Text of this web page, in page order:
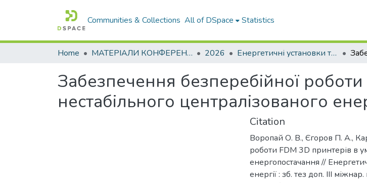
Communities & Collections All of DSpace Statistics
Home МАТЕРІАЛИ КОНФЕРЕНЦІЙ 2026 Енергетичні установки та альтернативні джерела енергії
Забезпечення безперебійної
нестабільного централізованого
Citation
Воропай О. В., Єгоров П. А.,
роботи FDM 3D принтерів в
енергопостачання //
енергії : зб. тез доп. III